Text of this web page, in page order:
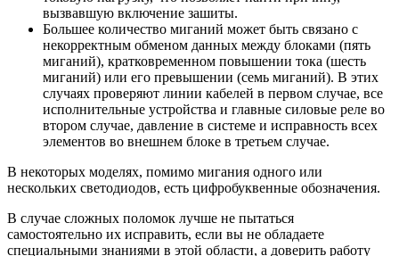
вызвавшую включение зашиты.
Большее количество миганий может быть связано с
некорректным обменом данных между блоками (пять
миганий), кратковременном повышении тока (шесть
миганий) или его превышении (семь миганий). В этих
случаях проверяют линии кабелей в первом случае, все
исполнительные устройства и главные силовые реле во
втором случае, давление в системе и исправность всех
элементов во внешнем блоке в третьем случае.
В некоторых моделях, помимо мигания одного или
нескольких светодиодов, есть цифробуквенные обозначения.
В случае сложных поломок лучше не пытаться
самостоятельно их исправить, если вы не обладаете
специальными знаниями в этой области, а доверить работу